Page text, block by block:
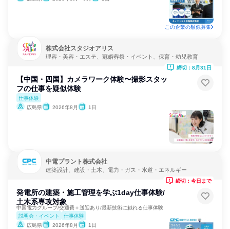
この企業の類似募集
株式会社スタジオアリス
理容・美容・エステ、冠婚葬祭・イベント、保育・幼児教育
【中国・四国】カメラワーク体験〜撮影スタッ
フの仕事を疑似体験
仕事体験
広島県
2026年8月 1日
締切：8月31日
中電プラント株式会社
建築設計、建設・土木、電力・ガス・水道・エネルギー
発電所の建築・施工管理を学ぶ1day仕事体験/
土木系専攻対象
中国電力グループ/交通費＋送迎あり/最新技術に触れる仕事体験
説明会・イベント
仕事体験
広島県
2026年8月 1日
締切：今日まで